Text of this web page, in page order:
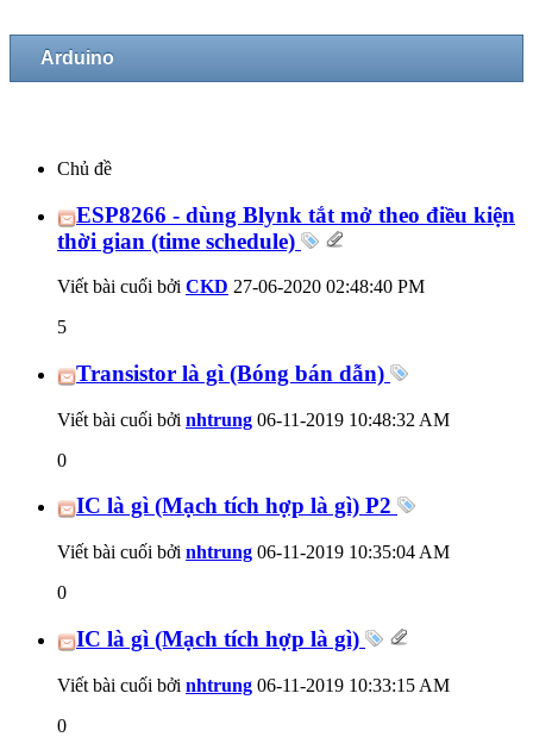
Arduino
Chủ đề
ESP8266 - dùng Blynk tắt mở theo điều kiện
thời gian (time schedule)
Viết bài cuối bởi CKD 27-06-2020 02:48:40 PM
5
Transistor là gì (Bóng bán dẫn)
Viết bài cuối bởi nhtrung 06-11-2019 10:48:32 AM
0
IC là gì (Mạch tích hợp là gì) P2
Viết bài cuối bởi nhtrung 06-11-2019 10:35:04 AM
0
IC là gì (Mạch tích hợp là gì)
Viết bài cuối bởi nhtrung 06-11-2019 10:33:15 AM
0